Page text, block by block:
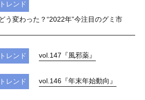
トレンド
う変わった？“2022年”今注目のグミ市
トレンド vol.147『風邪薬』
トレンド vol.146『年末年始動向』